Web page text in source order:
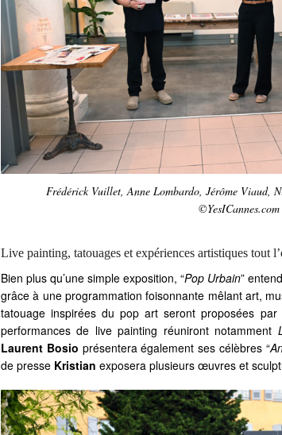
Frédérick Vuillet, Anne Lombardo, Jérôme Viaud,
©YesICannes.com
Live painting, tatouages et expériences artistiques tout
Bien plus qu’une simple exposition, “Pop Urbain”
grâce à une programmation foisonnante mêlant art,
tatouage inspirées du pop art seront proposées par
performances de live painting réuniront notamment
Laurent Bosio présentera également ses célèbres “
de presse Kristian exposera plusieurs œuvres et